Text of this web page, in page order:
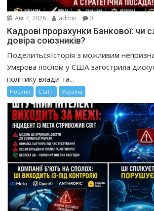
Авг 7, 2026 admin 0
Кадрові прорахунки Банкової: чи
довіра союзників?
ПоделитьсяІсторія з можливим
Умєрова послом у США загострила
політику влади та...
Новини Статті Україна